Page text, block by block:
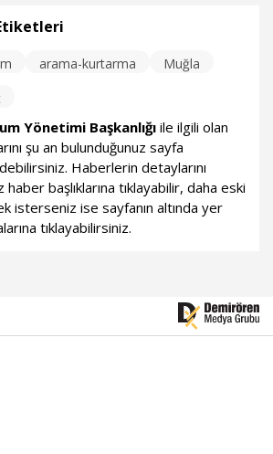
arama-kurtarma
Muğla
Yönetimi Başkanlığı ile ilgili olan
şu an bulunduğunuz sayfa
Haberlerin detaylarını
başlıklarına tıklayabilir, daha eski
isterseniz ise sayfanın altında yer
tıklayabilirsiniz.